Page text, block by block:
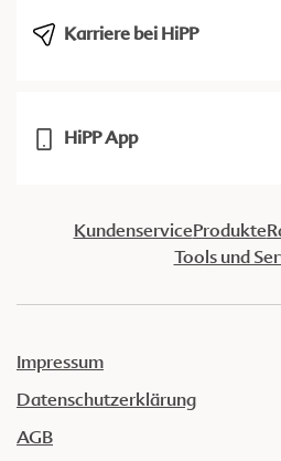
Karriere bei HiPP
HiPP App
KundenserviceProdukte
Tools und
Impressum
Datenschutzerklärung
AGB